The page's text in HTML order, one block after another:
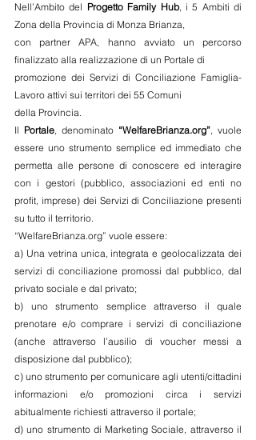
Nell’Ambito del Progetto Family Hub, i 5 Ambiti di
Zona della Provincia di Monza Brianza,
con partner APA, hanno avviato un percorso
finalizzato alla realizzazione di un Portale di
promozione dei Servizi di Conciliazione Famiglia-
Lavoro attivi sui territori dei 55 Comuni
della Provincia.
Il Portale, denominato “WelfareBrianza.org”, vuole
essere uno strumento semplice ed immediato che
permetta alle persone di conoscere ed interagire
con i gestori (pubblico, associazioni ed enti no
profit, imprese) dei Servizi di Conciliazione presenti
su tutto il territorio.
“WelfareBrianza.org” vuole essere:
a) Una vetrina unica, integrata e geolocalizzata dei
servizi di conciliazione promossi dal pubblico, dal
privato sociale e dal privato;
b) uno strumento semplice attraverso il quale
prenotare e/o comprare i servizi di conciliazione
(anche attraverso l’ausilio di voucher messi a
disposizione dal pubblico);
c) uno strumento per comunicare agli utenti/cittadini
informazioni e/o promozioni circa i servizi
abitualmente richiesti attraverso il portale;
d) uno strumento di Marketing Sociale, attraverso il